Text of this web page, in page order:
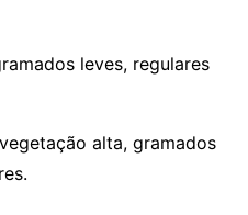
leves, regulares
alta, gramados